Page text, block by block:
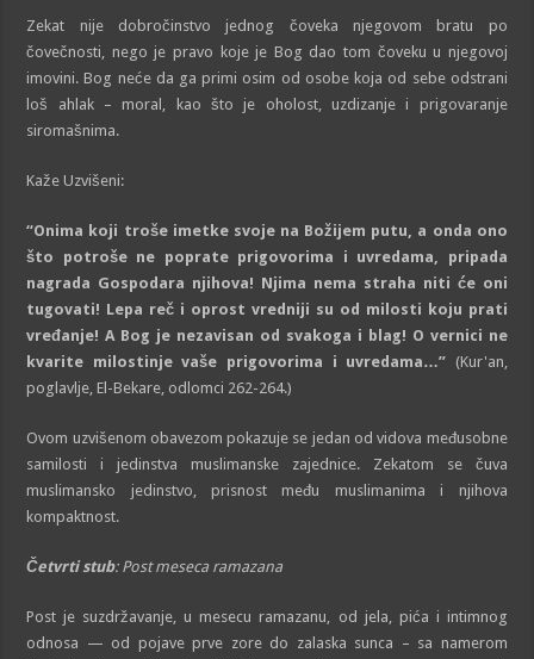
Zekat nije dobročinstvo jednog čoveka njegovom bratu po
čovečnosti, nego je pravo koje je Bog dao tom čoveku u njegovoj
imovini. Bog neće da ga primi osim od osobe koja od sebe odstrani
loš ahlak – moral, kao što je oholost, uzdizanje i prigovaranje
siromašnima.
Kaže Uzvišeni:
“Onima koji troše imetke svoje na Božijem putu, a onda ono
što potroše ne poprate prigovorima i uvredama, pripada
nagrada Gospodara njihova! Njima nema straha niti će oni
tugovati! Lepa reč i oprost vredniji su od milosti koju prati
vređanje! A Bog je nezavisan od svakoga i blag! O vernici ne
kvarite milostinje vaše prigovorima i uvredama…” (Kur'an,
poglavlje, El-Bekare, odlomci 262-264.)
Ovom uzvišenom obavezom pokazuje se jedan od vidova međusobne
samilosti i jedinstva muslimanske zajednice. Zekatom se čuva
muslimansko jedinstvo, prisnost među muslimanima i njihova
kompaktnost.
Četvrti stub: Post meseca ramazana
Post je suzdržavanje, u mesecu ramazanu, od jela, pića i intimnog
odnosa — od pojave prve zore do zalaska sunca – sa namerom